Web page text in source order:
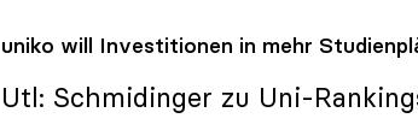
uniko will Investitionen in mehr
Utl: Schmidinger zu Uni-